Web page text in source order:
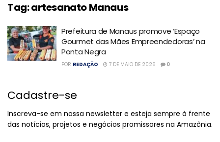
Tag:artesanato Manaus
Prefeitura de Manaus promove ‘Espaço
Gourmet das Mães Empreendedoras’ na
Ponta Negra
POR REDAÇÃO 7 DE MAIO DE 2026 0
Cadastre-se
Inscreva-se em nossa newsletter e esteja sempre à frente
das notícias, projetos e negócios promissores na Amazônia.